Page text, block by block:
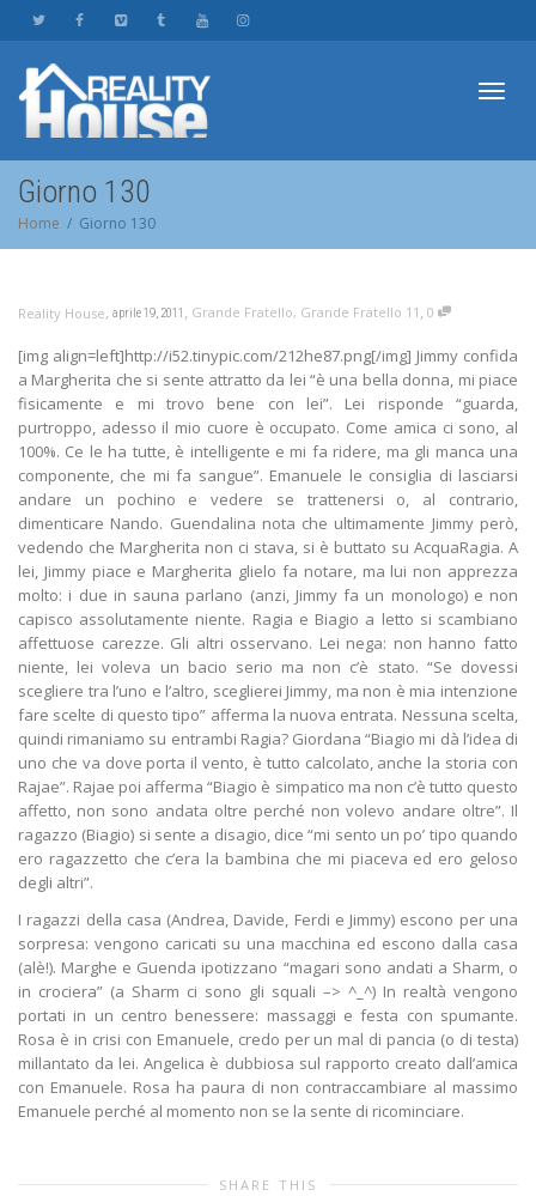
Giorno 130
Home Giorno 130
Reality House, aprile 19, 2011 , Grande Fratello, Grande Fratello 11 , 0
[img align=left]http://i52.tinypic.com/212he87.png[/img] Jimmy confida
a Margherita che si sente attratto da lei “è una bella donna, mi piace
fisicamente e mi trovo bene con lei”. Lei risponde “guarda,
purtroppo, adesso il mio cuore è occupato. Come amica ci sono, al
100%. Ce le ha tutte, è intelligente e mi fa ridere, ma gli manca una
componente, che mi fa sangue”. Emanuele le consiglia di lasciarsi
andare un pochino e vedere se trattenersi o, al contrario,
dimenticare Nando. Guendalina nota che ultimamente Jimmy però,
vedendo che Margherita non ci stava, si è buttato su AcquaRagia. A
lei, Jimmy piace e Margherita glielo fa notare, ma lui non apprezza
molto: i due in sauna parlano (anzi, Jimmy fa un monologo) e non
capisco assolutamente niente. Ragia e Biagio a letto si scambiano
affettuose carezze. Gli altri osservano. Lei nega: non hanno fatto
niente, lei voleva un bacio serio ma non c’è stato. “Se dovessi
scegliere tra l’uno e l’altro, sceglierei Jimmy, ma non è mia intenzione
fare scelte di questo tipo” afferma la nuova entrata. Nessuna scelta,
quindi rimaniamo su entrambi Ragia? Giordana “Biagio mi dà l’idea di
uno che va dove porta il vento, è tutto calcolato, anche la storia con
Rajae”. Rajae poi afferma “Biagio è simpatico ma non c’è tutto questo
affetto, non sono andata oltre perché non volevo andare oltre”. Il
ragazzo (Biagio) si sente a disagio, dice “mi sento un po’ tipo quando
ero ragazzetto che c’era la bambina che mi piaceva ed ero geloso
degli altri”.
I ragazzi della casa (Andrea, Davide, Ferdi e Jimmy) escono per una
sorpresa: vengono caricati su una macchina ed escono dalla casa
(alè!). Marghe e Guenda ipotizzano “magari sono andati a Sharm, o
in crociera” (a Sharm ci sono gli squali –> ^_^) In realtà vengono
portati in un centro benessere: massaggi e festa con spumante.
Rosa è in crisi con Emanuele, credo per un mal di pancia (o di testa)
millantato da lei. Angelica è dubbiosa sul rapporto creato dall’amica
con Emanuele. Rosa ha paura di non contraccambiare al massimo
Emanuele perché al momento non se la sente di ricominciare.
SHARE THIS